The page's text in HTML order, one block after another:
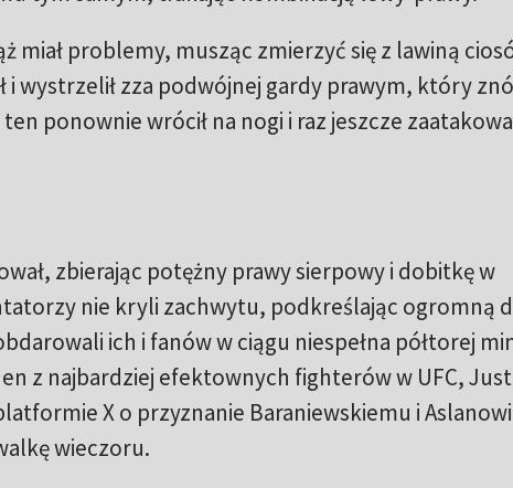
miał problemy, musząc zmierzyć się z lawiną
i wystrzelił zza podwójnej gardy prawym, który
ponownie wrócił na nogi i raz jeszcze
zbierając potężny prawy sierpowy i dobitkę w
nie kryli zachwytu, podkreślając ogromną
ich i fanów w ciągu niespełna półtorej
z najbardziej efektownych fighterów w UFC,
X o przyznanie Baraniewskiemu i Aslanowi
wieczoru.